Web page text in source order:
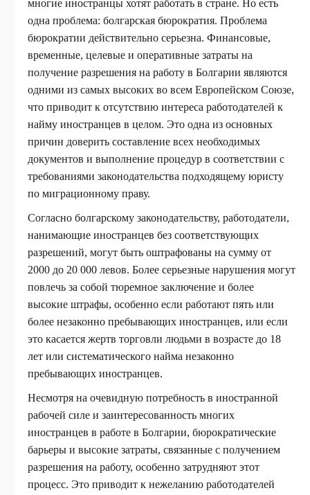
многие иностранцы хотят работать в стране. Но есть
одна проблема: болгарская бюрократия. Проблема
бюрократии действительно серьезна. Финансовые,
временные, целевые и оперативные затраты на
получение разрешения на работу в Болгарии являются
одними из самых высоких во всем Европейском Союзе,
что приводит к отсутствию интереса работодателей к
найму иностранцев в целом. Это одна из основных
причин доверить составление всех необходимых
документов и выполнение процедур в соответствии с
требованиями законодательства подходящему юристу
по миграционному праву.
Согласно болгарскому законодательству, работодатели,
нанимающие иностранцев без соответствующих
разрешений, могут быть оштрафованы на сумму от
2000 до 20 000 левов. Более серьезные нарушения могут
повлечь за собой тюремное заключение и более
высокие штрафы, особенно если работают пять или
более незаконно пребывающих иностранцев, или если
это касается жертв торговли людьми в возрасте до 18
лет или систематического найма незаконно
пребывающих иностранцев.
Несмотря на очевидную потребность в иностранной
рабочей силе и заинтересованность многих
иностранцев в работе в Болгарии, бюрократические
барьеры и высокие затраты, связанные с получением
разрешения на работу, особенно затрудняют этот
процесс. Это приводит к нежеланию работодателей